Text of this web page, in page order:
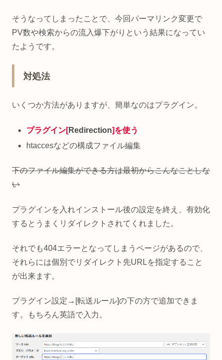
そうなってしまったことで、今回パーマリンク変更で
PV数や検索からの流入爆下がりという結果になってい
たようです。
対処法
いくつか方法がありますが、簡単なのはプラグイン。
プラグイン[Redirection]を使う
htaccesなどの構成ファイル編集
下のファイル編集ができる方は最初からこんなことしな
い
プラグインを入れインストール後の設定を終え、有効化
するとうまくリダイレクトされてくれました。
それでも404エラーとなってしまうページがあるので、
それらには個別でリダイレクト先URLを指定すること
が出来ます。
プラグイン設定→[転送ルール]の下の方で追加できま
す。もちろん英語で入力。